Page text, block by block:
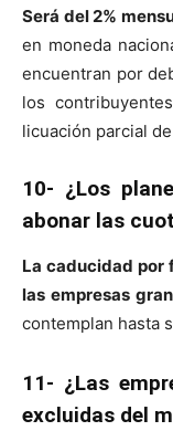
Será del 2%
en moneda
encuentran por
los
licuación parcial
10- ¿Los
abonar las
La caducidad por
las empresas
contemplan hasta
11- ¿Las
excluidas del